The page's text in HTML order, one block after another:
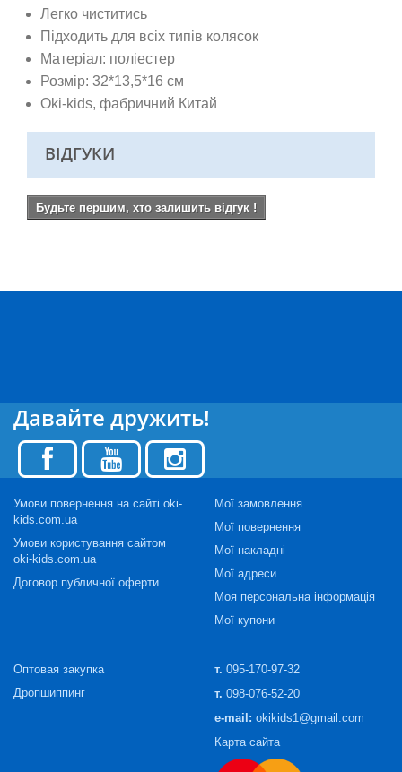
Легко чиститись
Підходить для всіх типів колясок
Матеріал: поліестер
Розмір: 32*13,5*16 см
Oki-kids, фабричний Китай
ВІДГУКИ
Будьте першим, хто залишить відгук !
Давайте дружить!
Умови повернення на сайті oki-
kids.com.ua
Умови користування сайтом
oki-kids.com.ua
Договор публичної оферти
Мої замовлення
Мої повернення
Мої накладні
Мої адреси
Моя персональна інформація
Мої купони
Оптовая закупка
Дропшиппинг
т. 095-170-97-32
т. 098-076-52-20
e-mail: okikids1@gmail.com
Карта сайта